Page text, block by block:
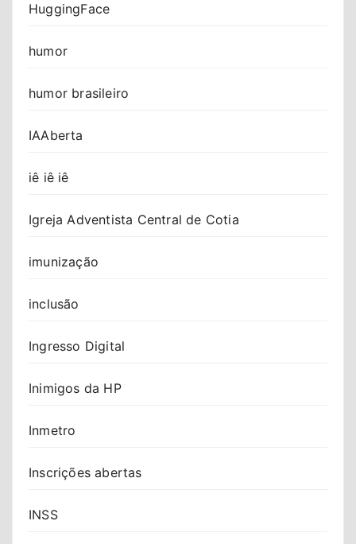
HuggingFace
humor
humor brasileiro
IAAberta
iê iê iê
Igreja Adventista Central de Cotia
imunização
inclusão
Ingresso Digital
Inimigos da HP
Inmetro
Inscrições abertas
INSS